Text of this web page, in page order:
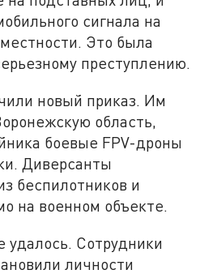
сигнала на
Это была
преступлению.
новый приказ. Им
область,
боевые FPV-дроны
Диверсанты
беспилотников и
на военном объекте.
удалось. Сотрудники
личности